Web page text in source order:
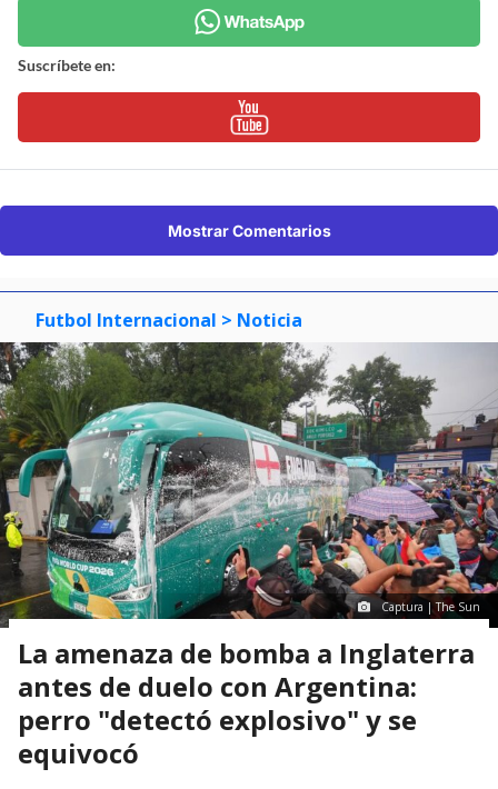
Suscríbete en:
Mostrar Comentarios
Futbol Internacional > Noticia
Captura | The Sun
La amenaza de bomba a Inglaterra
antes de duelo con Argentina:
perro "detectó explosivo" y se
equivocó